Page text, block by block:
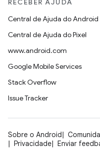
RECEBER AJUDA
Central de Ajuda do Android
Central de Ajuda do Pixel
www.android.com
Google Mobile Services
Stack Overflow
Issue Tracker
Sobre o Android
Privacidade
Enviar